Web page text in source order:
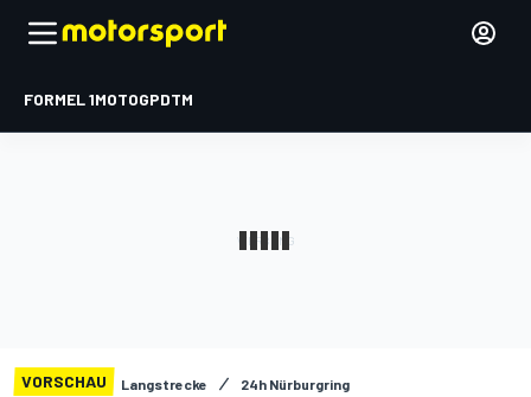
FORMEL 1MOTOGPDTM
VORSCHAU Langstrecke 24h Nürburgring